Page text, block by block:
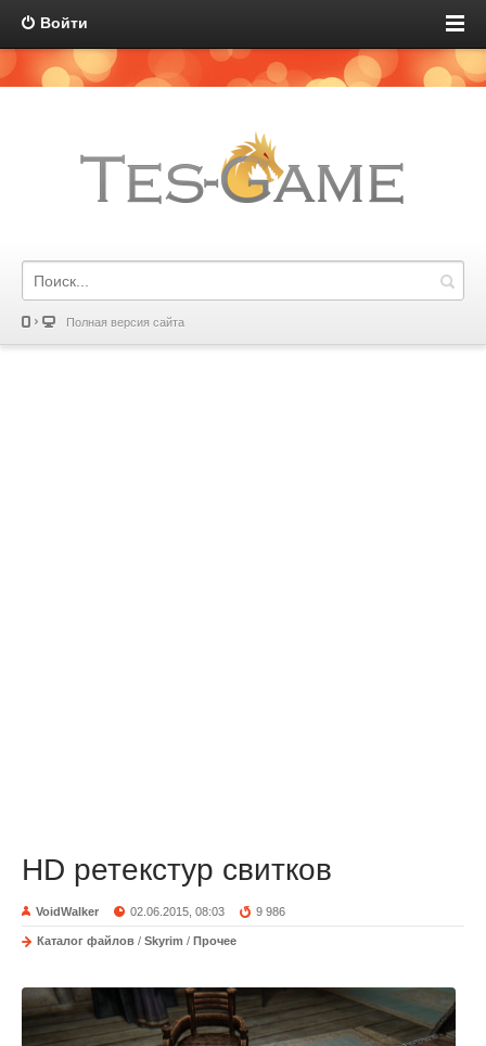
Войти
Полная версия сайта
HD ретекстур свитков
VoidWalker 02.06.2015, 08:03 9 986
Каталог файлов / Skyrim / Прочее